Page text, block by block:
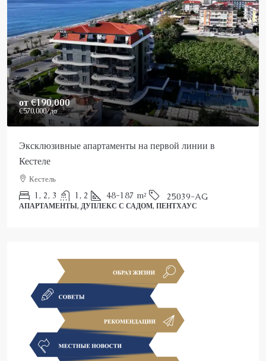
от€190,000
€570,000/до
Эксклюзивные апартаменты на первой линии в
Кестеле
Кестель
1, 2, 3 1, 2 48-187 m² 25039-AG
АПАРТАМЕНТЫ, ДУПЛЕКС С САДОМ, ПЕНТХАУС